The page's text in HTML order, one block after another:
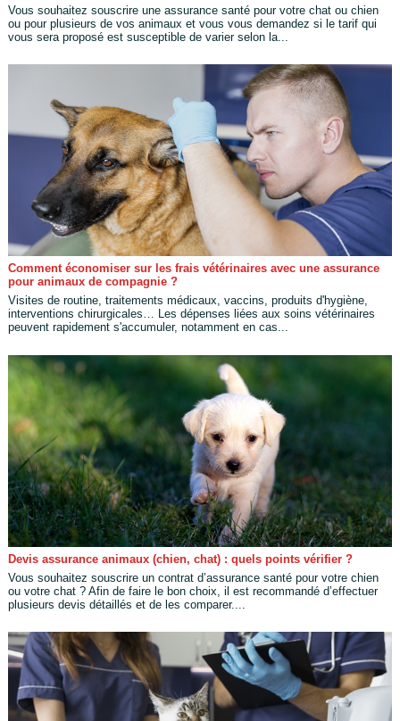
Vous souhaitez souscrire une assurance santé pour votre chat ou chien
ou pour plusieurs de vos animaux et vous vous demandez si le tarif qui
vous sera proposé est susceptible de varier selon la...
Comment économiser sur les frais vétérinaires avec une assurance
pour animaux de compagnie ?
Visites de routine, traitements médicaux, vaccins, produits d'hygiène,
interventions chirurgicales… Les dépenses liées aux soins vétérinaires
peuvent rapidement s'accumuler, notamment en cas...
Devis assurance animaux (chien, chat) : quels points vérifier ?
Vous souhaitez souscrire un contrat d’assurance santé pour votre chien
ou votre chat ? Afin de faire le bon choix, il est recommandé d’effectuer
plusieurs devis détaillés et de les comparer....